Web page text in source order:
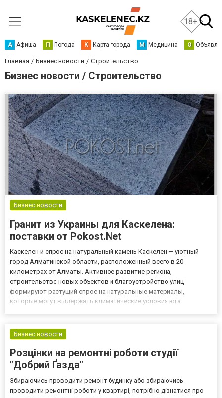
18+
А Афиша П Погода К Карта города М Медицина О
Главная Бизнес новости Строительство
Бизнес новости / Строительство
Бизнес новости
Гранит из Украины для Каскелена:
поставки от Pokost.Net
Каскелен и спрос на натуральный камень Каскелен — уютный
город Алматинской области, расположенный всего в 20
километрах от Алматы. Активное развитие региона,
строительство новых объектов и благоустройство улиц
формируют растущий спрос на натуральные материалы,
которые могут выдержать климатические условия юга
Покостовский гранит Этот камень добывают...
Бизнес новости
Розцінки на ремонтні роботи студії
"Добрий Ґазда"
Збираючись проводити ремонт будинку або збираючись
проводити ремонтні роботи у квартирі, потрібно дізнатися про